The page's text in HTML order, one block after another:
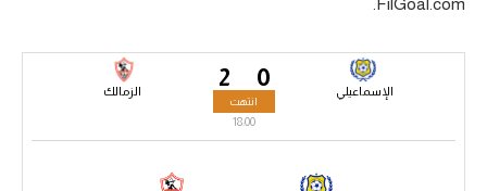
الدوري الإنجليزي
0 الإسماعيلي 2 الزمالك
انتهت
18:00